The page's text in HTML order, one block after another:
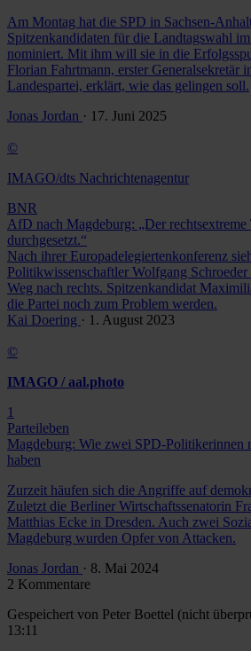
Am Montag hat die SPD in Sachsen-
Spitzenkandidaten für die Landtagswahl
nominiert. Mit ihm will sie in die
Florian Fahrtmann, erster Generalsekretär
Landespartei, erklärt, wie das gelingen soll.
Jonas Jordan · 17. Juni 2025
©
IMAGO/dts Nachrichtenagentur
BNR
AfD nach Magdeburg: „Der rechtsextreme
durchgesetzt.“
Nach ihrer Europadelegiertenkonferenz
Politikwissenschaftler Wolfgang
Weg nach rechts. Spitzenkandidat
die Partei noch zum Problem werden.
Kai Doering · 1. August 2023
©
IMAGO / aal.photo
1
Parteileben
Magdeburg: Wie zwei SPD-Politikerinnen
haben
Zurzeit häufen sich die Angriffe auf
Zuletzt die Berliner Wirtschaftssenatorin
Matthias Ecke in Dresden. Auch zwei
Magdeburg wurden Opfer von Attacken.
Jonas Jordan · 8. Mai 2024
2 Kommentare
Gespeichert von Peter Boettel (nicht
13:11